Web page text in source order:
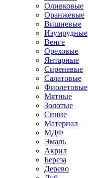
Оливковые
Оранжевые
Вишневые
Изумрудные
Венге
Ореховые
Янтарные
Сиреневые
Салатовые
Фиолетовые
Мятные
Золотые
Синие
Материал
МДФ
Эмаль
Акрил
Береза
Дерево